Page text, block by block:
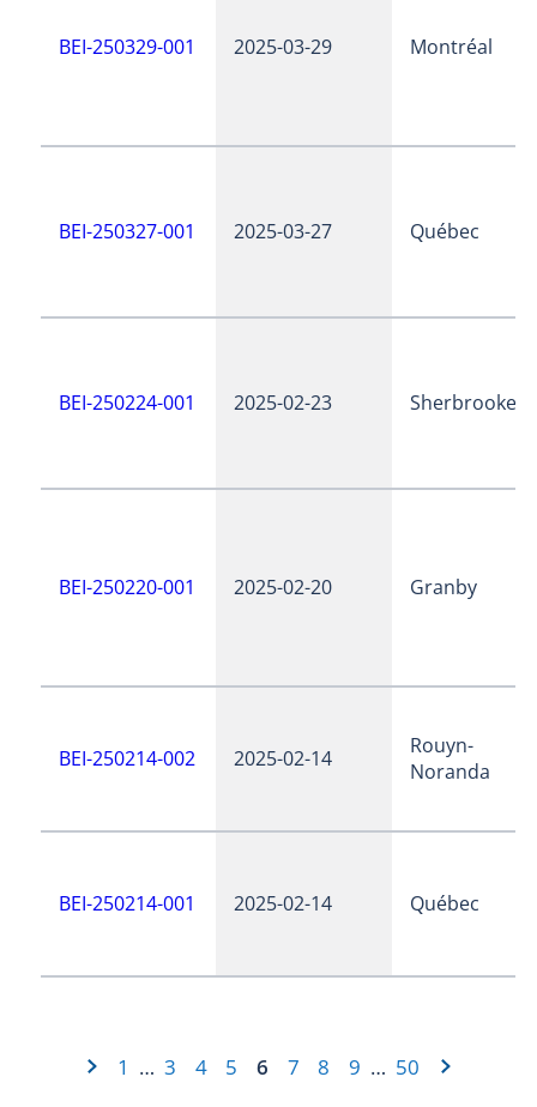
BEI-250329-001 2025-03-29 Montréal
BEI-250327-001 2025-03-27 Québec
BEI-250224-001 2025-02-23 Sherbrooke
BEI-250220-001 2025-02-20 Granby
BEI-250214-002 2025-02-14
Rouyn-
Noranda
BEI-250214-001 2025-02-14 Québec
1 … 3 4 5 6 7 8 9 … 50